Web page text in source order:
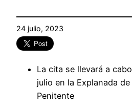
24 julio, 2023
La cita se llevará a
julio en la Explanada
Penitente